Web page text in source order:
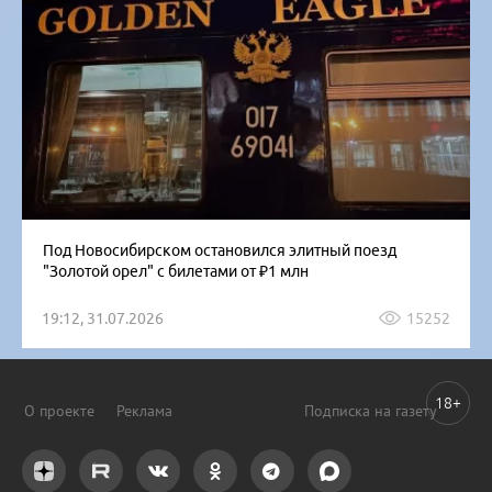
Под Новосибирском остановился элитный поезд
"Золотой орел" с билетами от ₽1 млн
19:12, 31.07.2026 15252
О проекте Реклама Подписка на газету18+